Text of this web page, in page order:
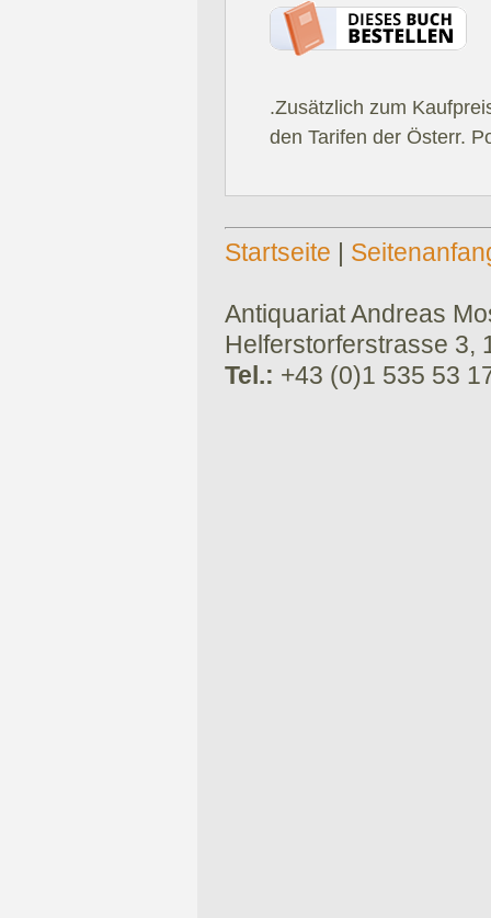
.Zusätzlich zum
den Tarifen der Österr.
Startseite |
Antiquariat Andreas
Helferstorferstrasse 3,
Tel.: +43 (0)1 535 53